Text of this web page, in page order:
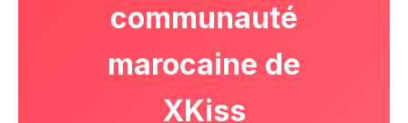
communauté
marocaine de
XKiss